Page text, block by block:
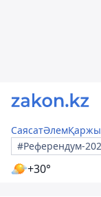
СаясатӘлемҚаржы
#Референдум-
+30°